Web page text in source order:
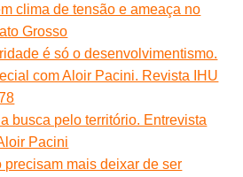
clima de tensão e ameaça no
Grosso
é só o desenvolvimentismo.
com Aloir Pacini. Revista IHU
busca pelo território. Entrevista
Pacini
precisam mais deixar de ser